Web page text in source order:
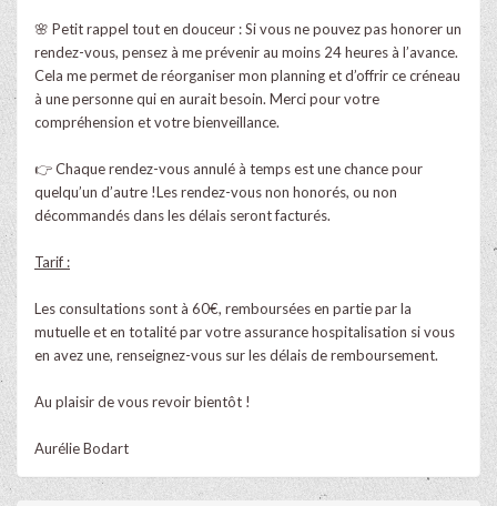
🌸 Petit rappel tout en douceur : Si vous ne pouvez pas honorer un
rendez-vous, pensez à me prévenir au moins 24 heures à l’avance.
Cela me permet de réorganiser mon planning et d’offrir ce créneau
à une personne qui en aurait besoin. Merci pour votre
compréhension et votre bienveillance.
👉 Chaque rendez-vous annulé à temps est une chance pour
quelqu’un d’autre !Les rendez-vous non honorés, ou non
décommandés dans les délais seront facturés.
Tarif :
Les consultations sont à 60€, remboursées en partie par la
mutuelle et en totalité par votre assurance hospitalisation si vous
en avez une, renseignez-vous sur les délais de remboursement.
Au plaisir de vous revoir bientôt !
Aurélie Bodart